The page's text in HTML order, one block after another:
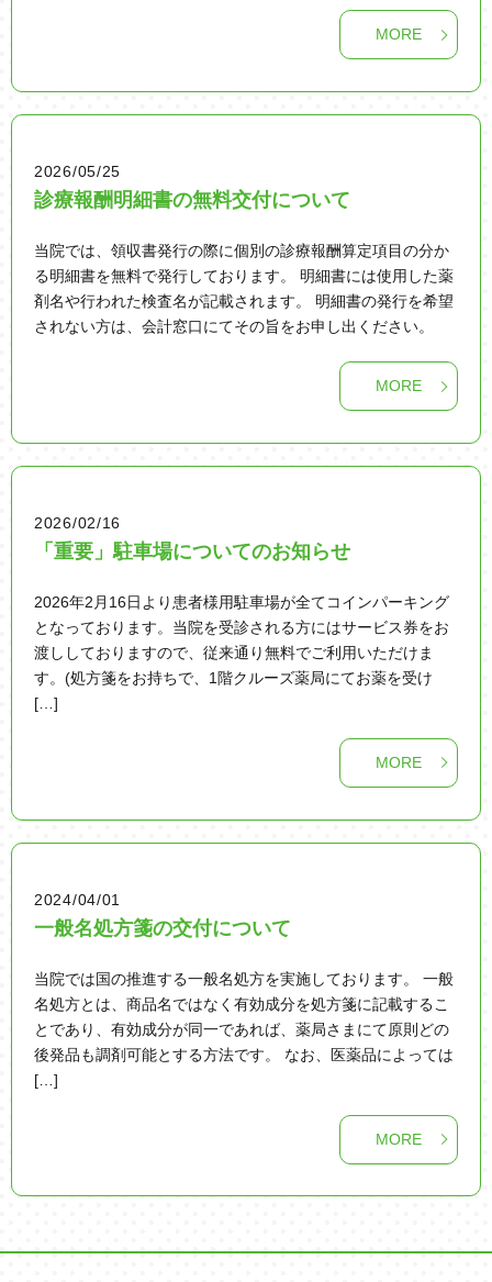
MORE
2026/05/25
診療報酬明細書の無料交付について
当院では、領収書発行の際に個別の診療報酬算定項目の分か
る明細書を無料で発行しております。 明細書には使用した薬
剤名や行われた検査名が記載されます。 明細書の発行を希望
されない方は、会計窓口にてその旨をお申し出ください。
MORE
2026/02/16
「重要」駐車場についてのお知らせ
2026年2月16日より患者様用駐車場が全てコインパーキング
となっております。当院を受診される方にはサービス券をお
渡ししておりますので、従来通り無料でご利用いただけま
す。(処方箋をお持ちで、1階クルーズ薬局にてお薬を受け
[…]
MORE
2024/04/01
一般名処方箋の交付について
当院では国の推進する一般名処方を実施しております。 一般
名処方とは、商品名ではなく有効成分を処方箋に記載するこ
とであり、有効成分が同一であれば、薬局さまにて原則どの
後発品も調剤可能とする方法です。 なお、医薬品によっては
[…]
MORE